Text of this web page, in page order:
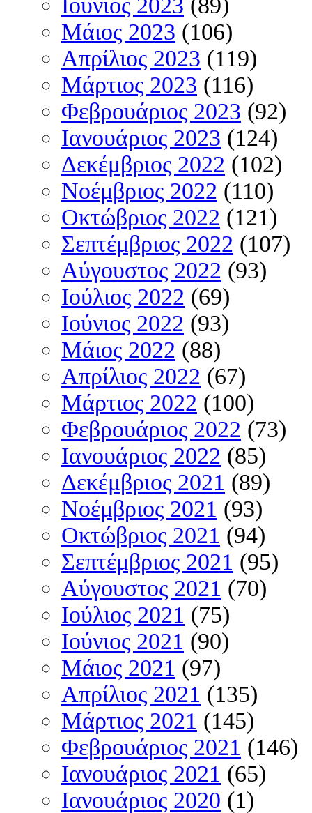
Μάιος 2023 (106)
Απρίλιος 2023 (119)
Μάρτιος 2023 (116)
Φεβρουάριος 2023 (92)
Ιανουάριος 2023 (124)
Δεκέμβριος 2022 (102)
Νοέμβριος 2022 (110)
Οκτώβριος 2022 (121)
Σεπτέμβριος 2022 (107)
Αύγουστος 2022 (93)
Ιούλιος 2022 (69)
Ιούνιος 2022 (93)
Μάιος 2022 (88)
Απρίλιος 2022 (67)
Μάρτιος 2022 (100)
Φεβρουάριος 2022 (73)
Ιανουάριος 2022 (85)
Δεκέμβριος 2021 (89)
Νοέμβριος 2021 (93)
Οκτώβριος 2021 (94)
Σεπτέμβριος 2021 (95)
Αύγουστος 2021 (70)
Ιούλιος 2021 (75)
Ιούνιος 2021 (90)
Μάιος 2021 (97)
Απρίλιος 2021 (135)
Μάρτιος 2021 (145)
Φεβρουάριος 2021 (146)
Ιανουάριος 2021 (65)
Ιανουάριος 2020 (1)